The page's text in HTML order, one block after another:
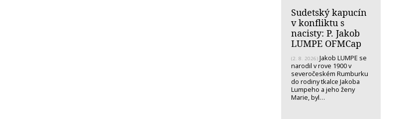
Sudetský kapucín
v konfliktu s
nacisty: P. Jakob
LUMPE OFMCap
(2. 8. 2026) Jakob LUMPE se
narodil v rove 1900 v
severočeském Rumburku
do rodiny tkalce Jakoba
Lumpeho a jeho ženy
Marie, byl…